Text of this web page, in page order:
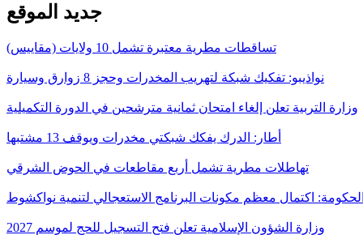
جديد الموقع
تساقطات مطرية معتبرة تشمل 10 ولايات (مقاييس)
نواذيبو: تفكيك شبكة لتهريب المخدرات وحجز 8 زوارق وسيارة
وزارة التربية تعلن إلغاء امتحان ثمانية مترشحين في الدورة التكميلية
أطار: الدرك يفكك شبكتي مخدرات ويوقف 13 مشتبها
تهاطلات مطرية تشمل أربع مقاطعات في الحوض الشرقي
اكتمال معظم مكونات البرنامج الاستعجالي لتنمية نواكشوط
وزارة الشؤون الإسلامية تعلن فتح التسجيل للحج لموسم 2027